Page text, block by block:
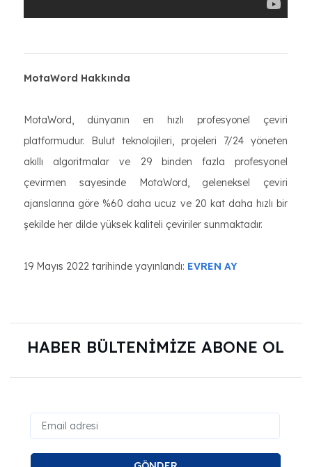
MotaWord Hakkında
MotaWord, dünyanın en hızlı profesyonel çeviri
platformudur. Bulut teknolojileri, projeleri 7/24 yöneten
akıllı algoritmalar ve 29 binden fazla profesyonel
çevirmen sayesinde MotaWord, geleneksel çeviri
ajanslarına göre %60 daha ucuz ve 20 kat daha hızlı bir
şekilde her dilde yüksek kaliteli çeviriler sunmaktadır.
19 Mayıs 2022 tarihinde yayınlandı: EVREN AY
HABER BÜLTENİMİZE ABONE OL